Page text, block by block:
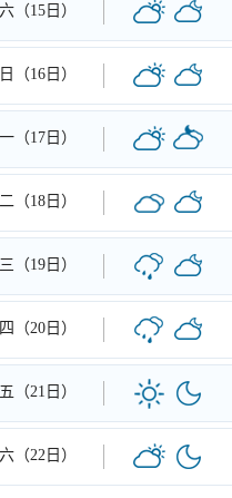
（15日）
（16日）
（17日）
（18日）
（19日）
（20日）
（21日）
（22日）